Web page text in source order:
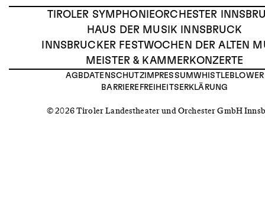
TIROLER SYMPHONIEORCHESTER
HAUS DER MUSIK INNSBRUCK
INNSBRUCKER FESTWOCHEN DER ALTEN
MEISTER & KAMMERKONZERTE
AGB DATENSCHUTZIMPRESSUMWHISTLEBLOWER
BARRIEREFREIHEITSERKLÄRUNG
© 2026 Tiroler Landestheater und Orchester GmbH